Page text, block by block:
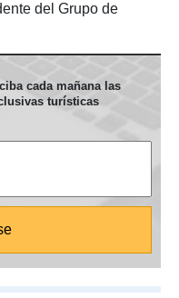
del Grupo de
cada mañana las
turísticas